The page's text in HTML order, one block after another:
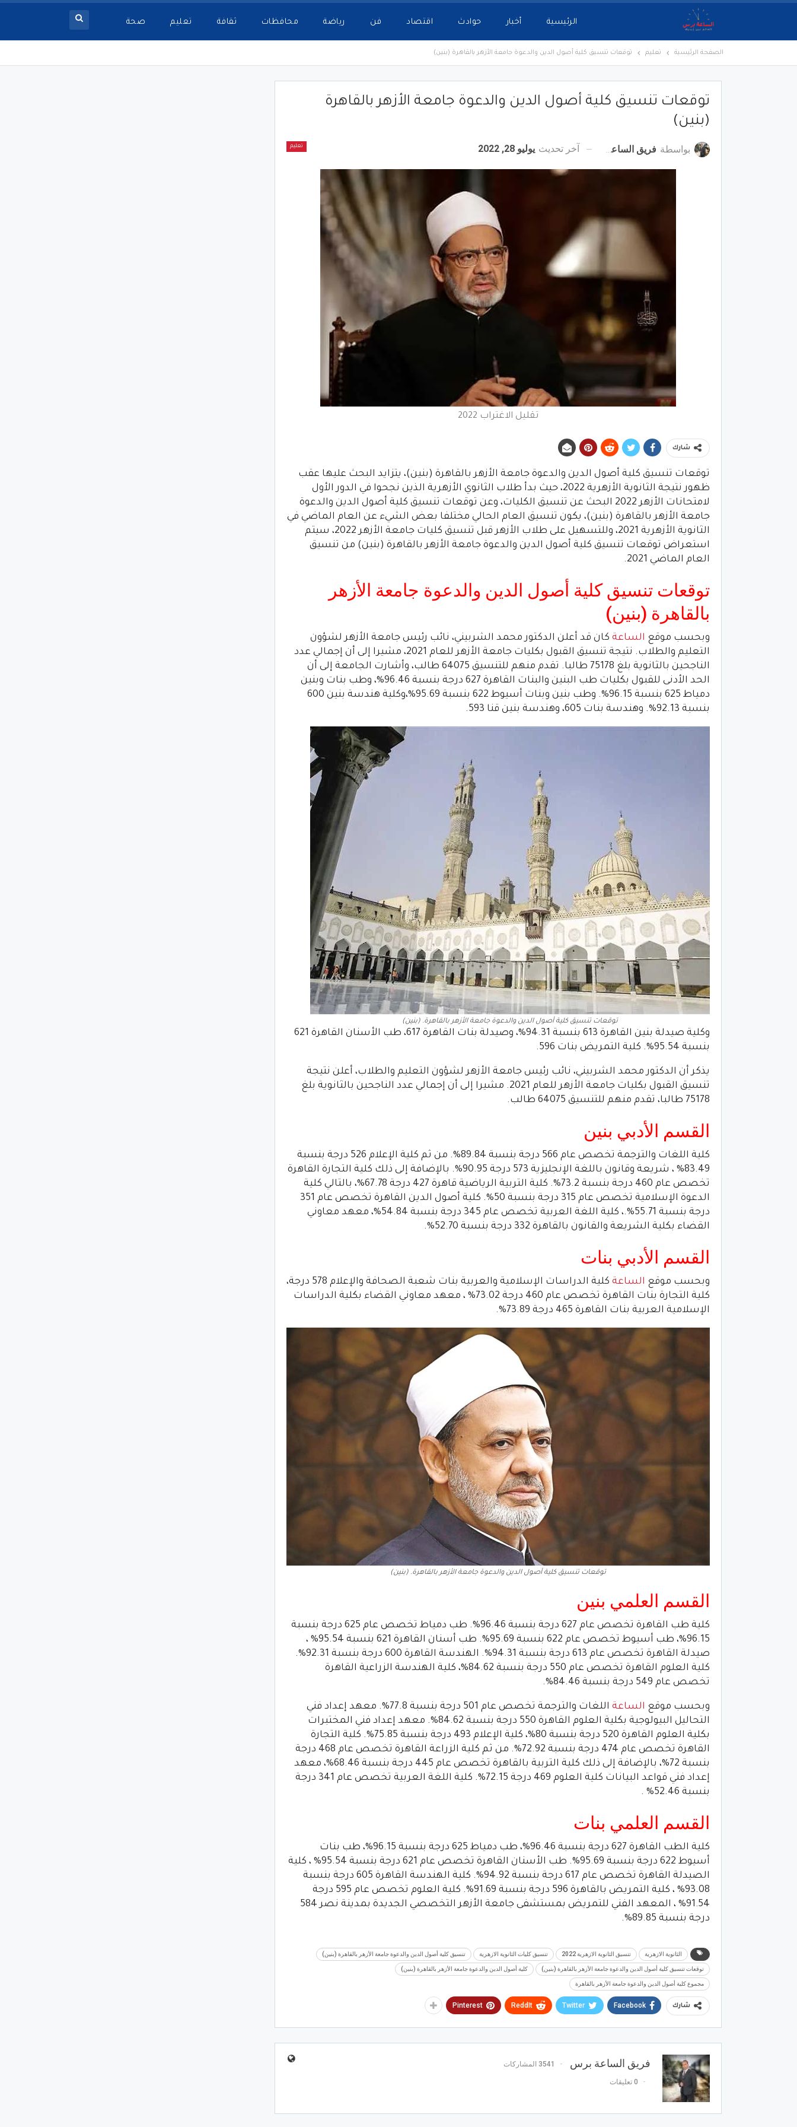
الرئيسية أخبار حوادث اقتصاد فن رياضة محافظات ثقافة تعليم صحة
الصفحة الرئيسية تعليم توقعات تنسيق كلية أصول الدين والدعوة جامعة الأزهر بالقاهرة (بنين)
توقعات تنسيق كلية أصول الدين والدعوة جامعة الأزهر بالقاهرة
(بنين)
تعليم بواسطة فريق الساعة برس آخر تحديث يوليو 28, 2022
تقليل الاغتراب 2022
شارك
توقعات تنسيق كلية أصول الدين والدعوة جامعة الأزهر بالقاهرة (بنين)، يتزايد البحث عليها عقب
ظهور نتيجة الثانوية الأزهرية 2022، حيث بدأ طلاب الثانوي الأزهرية الذين نجحوا في الدور الأول
لامتحانات الأزهر 2022 البحث عن تنسيق الكليات، وعن توقعات تنسيق كلية أصول الدين والدعوة
جامعة الأزهر بالقاهرة (بنين)، يكون تنسيق العام الحالي مختلفا بعض الشيء عن العام الماضي في
الثانوية الأزهرية 2021، وللتسهيل على طلاب الأزهر قبل تنسيق كليات جامعة الأزهر 2022، سيتم
استعراض توقعات تنسيق كلية أصول الدين والدعوة جامعة الأزهر بالقاهرة (بنين) من تنسيق
العام الماضي 2021.
توقعات تنسيق كلية أصول الدين والدعوة جامعة الأزهر
بالقاهرة (بنين)
وبحسب موقع الساعة كان قد أعلن الدكتور محمد الشربيني، نائب رئيس جامعة الأزهر لشؤون
التعليم والطلاب. نتيجة تنسيق القبول بكليات جامعة الأزهر للعام 2021، مشيرا إلى أن إجمالي عدد
الناجحين بالثانوية بلغ 75178 طالبا. تقدم منهم للتنسيق 64075 طالب، وأشارت الجامعة إلى أن
الحد الأدنى للقبول بكليات طب البنين والبنات القاهرة 627 درجة بنسبة 96.46%، وطب بنات وبنين
دمياط 625 بنسبة 96.15%. وطب بنين وبنات أسيوط 622 بنسبة 95.69%،وكلية هندسة بنين 600
بنسبة 92.13%. وهندسة بنات 605، وهندسة بنين قنا 593.
توقعات تنسيق كلية أصول الدين والدعوة جامعة الأزهر بالقاهرة. (بنين)
وكلية صيدلة بنين القاهرة 613 بنسبة 94.31%، وصيدلة بنات القاهرة 617، طب الأسنان القاهرة 621
بنسبة 95.54%. كلية التمريض بنات 596.
يذكر أن الدكتور محمد الشربيني، نائب رئيس جامعة الأزهر لشؤون التعليم والطلاب، أعلن نتيجة
تنسيق القبول بكليات جامعة الأزهر للعام 2021. مشيرا إلى أن إجمالي عدد الناجحين بالثانوية بلغ
75178 طالبا، تقدم منهم للتنسيق 64075 طالب.
القسم الأدبي بنين
كلية اللغات والترجمة تخصص عام 566 درجة بنسبة 89.84%. من ثم كلية الإعلام 526 درجة بنسبة
83.49% ، شريعة وقانون باللغة الإنجليزية 573 درجة 90.95%. بالإضافة إلى ذلك كلية التجارة القاهرة
تخصص عام 460 درجة بنسبة 73.2%. كلية التربية الرياضية قاهرة 427 درجة 67.78%، بالتالي كلية
الدعوة الإسلامية تخصص عام 315 درجة بنسبة 50%. كلية أصول الدين القاهرة تخصص عام 351
درجة بنسبة 55.71%.، كلية اللغة العربية تخصص عام 345 درجة بنسبة 54.84%، معهد معاوني
القضاء بكلية الشريعة والقانون بالقاهرة 332 درجة بنسبة 52.70%.
القسم الأدبي بنات
وبحسب موقع الساعة
كلية الدراسات الإسلامية والعربية بنات شعبة الصحافة والإعلام 578 درجة،
كلية التجارة بنات القاهرة تخصص عام 460 درجة 73.02% ، معهد معاوني القضاء بكلية الدراسات
الإسلامية العربية بنات القاهرة 465 درجة 73.89%.
توقعات تنسيق كلية أصول الدين والدعوة جامعة الأزهر بالقاهرة. (بنين)
القسم العلمي بنين
كلية طب القاهرة تخصص عام 627 درجة بنسبة 96.46%. طب دمياط تخصص عام 625 درجة بنسبة
96.15%، طب أسيوط تخصص عام 622 بنسبة 95.69%. طب أسنان القاهرة 621 بنسبة 95.54% ،
صيدلة القاهرة تخصص عام 613 درجة بنسبة 94.31%. الهندسة القاهرة 600 درجة بنسبة 92.31%.
كلية العلوم القاهرة تخصص عام 550 درجة بنسبة 84.62%، كلية الهندسة الزراعية القاهرة
تخصص عام 549 درجة بنسبة 84.46%.
وبحسب موقع الساعة
اللغات والترجمة تخصص عام 501 درجة بنسبة 77.8%. معهد إعداد فني
التحاليل البيولوجية بكلية العلوم القاهرة 550 درجة بنسبة 84.62%. معهد إعداد فني المختبرات
بكلية العلوم القاهرة 520 درجة بنسبة 80%، كلية الإعلام 493 درجة بنسبة 75.85%. كلية التجارة
القاهرة تخصص عام 474 درجة بنسبة 72.92%. من ثم كلية الزراعة القاهرة تخصص عام 468 درجة
بنسبة 72%، بالإضافة إلى ذلك كلية التربية بالقاهرة تخصص عام 445 درجة بنسبة 68.46%، معهد
إعداد فني قواعد البيانات كلية العلوم 469 درجة 72.15%. كلية اللغة العربية تخصص عام 341 درجة
بنسبة 52.46% .
القسم العلمي بنات
كلية الطب القاهرة 627 درجة بنسبة 96.46%، طب دمياط 625 درجة بنسبة 96.15%، طب بنات
أسيوط 622 درجة بنسبة 95.69%. طب الأسنان القاهرة تخصص عام 621 درجة بنسبة 95.54% ، كلية
الصيدلة القاهرة تخصص عام 617 درجة بنسبة 94.92%. كلية الهندسة القاهرة 605 درجة بنسبة
93.08% ، كلية التمريض بالقاهرة 596 درجة بنسبة 91.69%. كلية العلوم تخصص عام 595 درجة
91.54% ، المعهد الفني للتمريض بمستشفى جامعة الأزهر التخصصي الجديدة بمدينة نصر 584
درجة بنسبة 89.85%.
الثانوية الازهرية تنسيق الثانوية الازهرية 2022 تنسيق كليات الثانوية الازهرية تنسيق كلية أصول الدين والدعوة جامعة الأزهر بالقاهرة (بنين)
توقعات تنسيق كلية أصول الدين والدعوة جامعة الأزهر بالقاهرة (بنين) كلية أصول الدين والدعوة جامعة الأزهر بالقاهرة (بنين)
مجموع كلية أصول الدين والدعوة جامعة الأزهر بالقاهرة
شارك Facebook
Twitter
ReddIt
Pinterest
فريق الساعة برس 3541 المشاركات
0 تعليقات